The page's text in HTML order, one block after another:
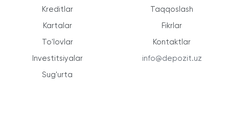
Kreditlar
Kartalar
To'lovlar
Investitsiyalar
Sug'urta
Taqqoslash
Fikrlar
Kontaktlar
info@depozit.uz